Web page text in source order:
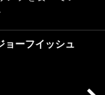
ーフイッシュ